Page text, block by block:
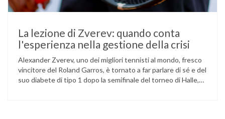
La lezione di Zverev: quando conta
l'esperienza nella gestione della crisi
Alexander Zverev, uno dei migliori tennisti al mondo, fresco
vincitore del Roland Garros, è tornato a far parlare di sé e del
suo diabete di tipo 1 dopo la semifinale del torneo di Halle,